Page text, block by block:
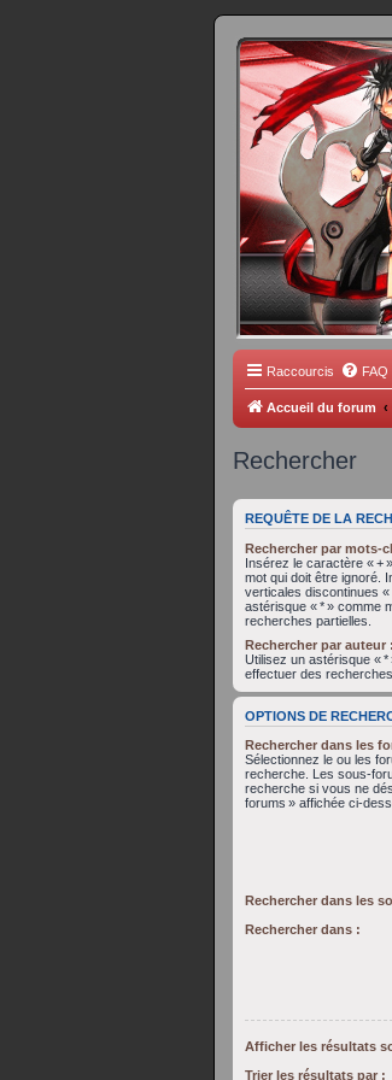
Raccourcis FAQ
Accueil du forum
Rechercher
REQUÊTE DE LA
Rechercher par mots-
Insérez le caractère « +
mot qui doit être ignoré.
verticales discontinues
astérisque « * » comme
recherches partielles.
Rechercher par auteur :
Utilisez un astérisque «
effectuer des recherches
OPTIONS DE
Rechercher dans les
Sélectionnez le ou les
recherche. Les sous-
recherche si vous ne
forums » affichée ci-
Rechercher dans les
Rechercher dans :
Afficher les résultats
Trier les résultats par :